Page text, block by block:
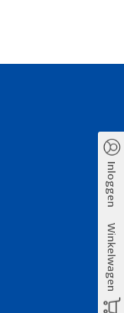
Inloggen
Winkelwagen